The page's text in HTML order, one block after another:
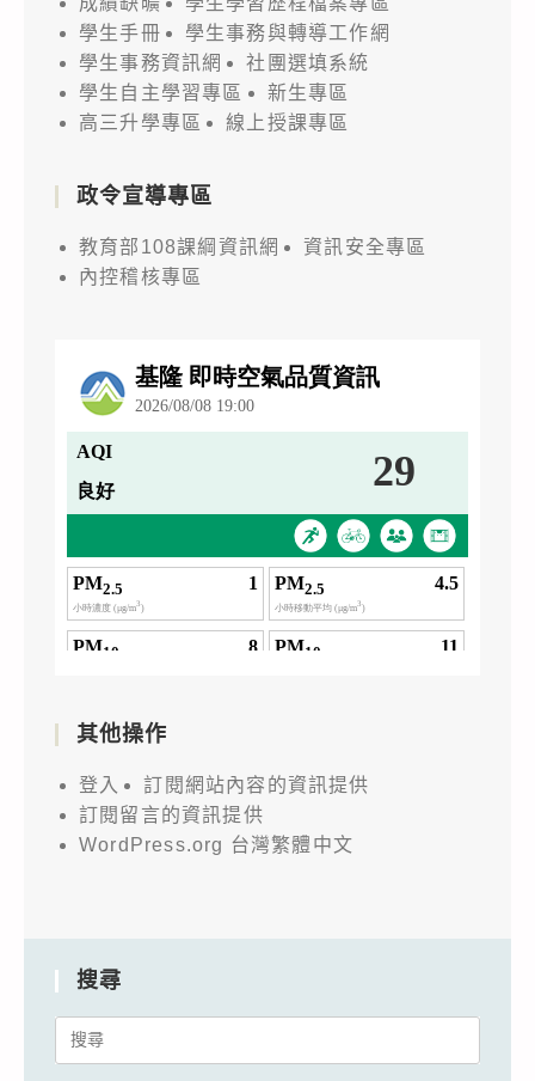
學生手冊
學生事務與轉導工作網
學生事務資訊網
社團選填系統
學生自主學習專區
新生專區
高三升學專區
線上授課專區
政令宣導專區
教育部108課綱資訊網
資訊安全專區
內控稽核專區
其他操作
登入
訂閱網站內容的資訊提供
訂閱留言的資訊提供
WordPress.org 台灣繁體中文
搜尋
Search